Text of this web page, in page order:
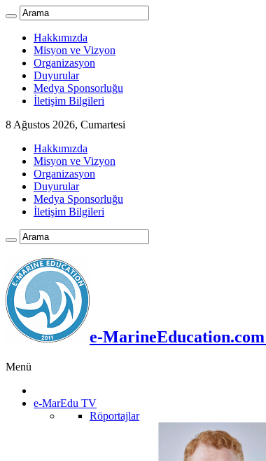
Hakkımızda
Misyon ve Vizyon
Organizasyon
Duyurular
Medya Sponsorluğu
İletişim Bilgileri
8 Ağustos 2026, Cumartesi
Hakkımızda
Misyon ve Vizyon
Organizasyon
Duyurular
Medya Sponsorluğu
İletişim Bilgileri
e-
Menü
e-MarEdu TV
Röportajlar